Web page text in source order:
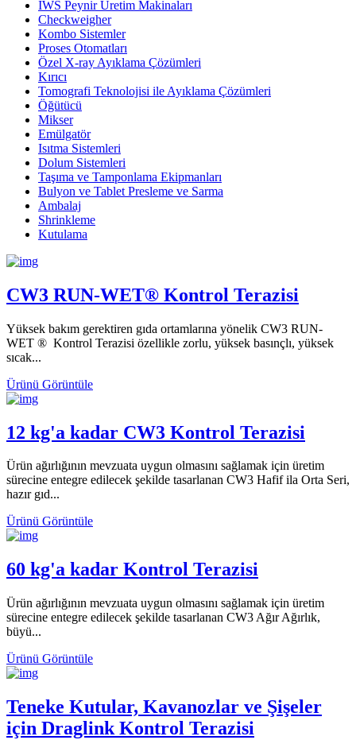
IWS Peynir Üretim Makinaları
Checkweigher
Kombo Sistemler
Proses Otomatları
Özel X-ray Ayıklama Çözümleri
Kırıcı
Tomografi Teknolojisi ile Ayıklama Çözümleri
Öğütücü
Mikser
Emülgatör
Isıtma Sistemleri
Dolum Sistemleri
Taşıma ve Tamponlama Ekipmanları
Bulyon ve Tablet Presleme ve Sarma
Ambalaj
Shrinkleme
Kutulama
CW3 RUN-WET® Kontrol Terazisi
Yüksek bakım gerektiren gıda ortamlarına yönelik CW3 RUN-
WET ® Kontrol Terazisi özellikle zorlu, yüksek basınçlı, yüksek
sıcak...
Ürünü Görüntüle
12 kg'a kadar CW3 Kontrol Terazisi
Ürün ağırlığının mevzuata uygun olmasını sağlamak için üretim
sürecine entegre edilecek şekilde tasarlanan CW3 Hafif ila Orta Seri,
hazır gıd...
Ürünü Görüntüle
60 kg'a kadar Kontrol Terazisi
Ürün ağırlığının mevzuata uygun olmasını sağlamak için üretim
sürecine entegre edilecek şekilde tasarlanan CW3 Ağır Ağırlık,
büyü...
Ürünü Görüntüle
Teneke Kutular, Kavanozlar ve Şişeler
için Draglink Kontrol Terazisi